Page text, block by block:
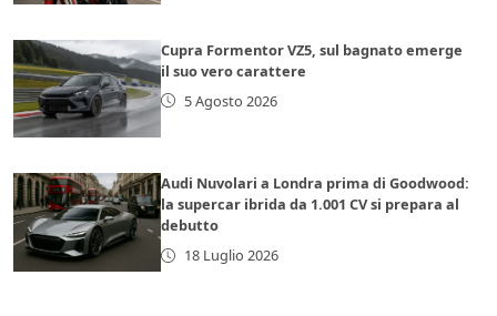
Cupra Formentor VZ5, sul bagnato emerge
il suo vero carattere
5 Agosto 2026
Audi Nuvolari a Londra prima di Goodwood:
la supercar ibrida da 1.001 CV si prepara al
debutto
18 Luglio 2026